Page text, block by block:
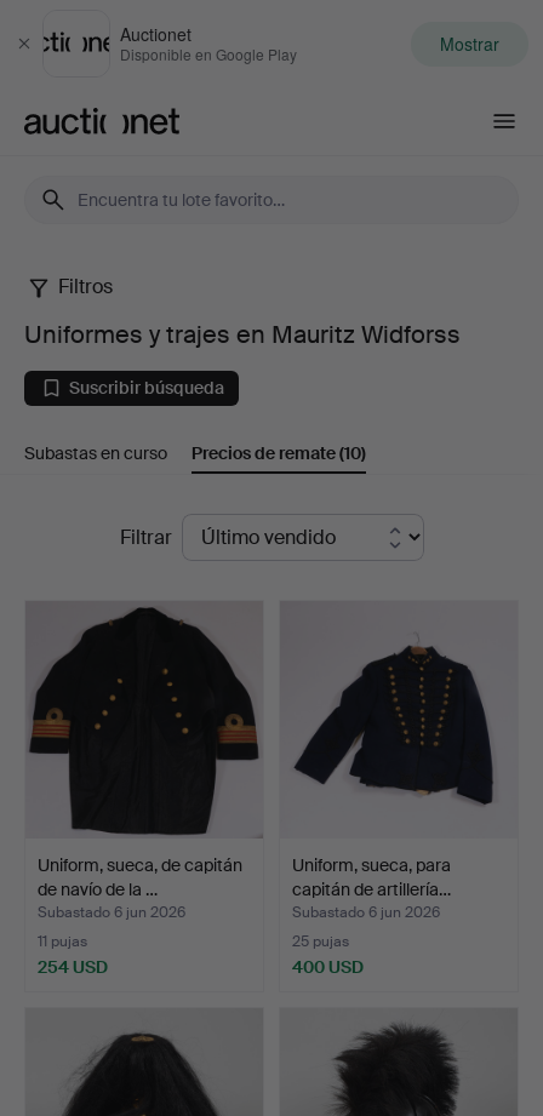
Cerrar
Auctionet
Disponible en Google Play Mostrar
Uniformes
trajes
en
Mauritz
Filtros
Uniformes y trajes en Mauritz Widforss
Suscribir búsqueda
Subastas en curso Precios de remate(10)
remate
Filtrar
Uniform, sueca, de capitán
de navío de la …
Subastado 6 jun 2026
11 pujas
254 USD
Uniform, sueca, para
capitán de artillería…
Subastado 6 jun 2026
25 pujas
400 USD